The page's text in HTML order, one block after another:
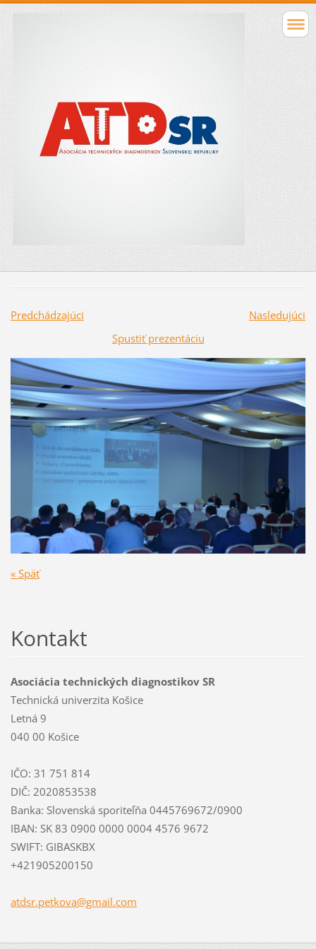
Predchádzajúci
Nasledujúci
Spustiť prezentáciu
« Späť
Kontakt
Asociácia technických diagnostikov SR
Technická univerzita Košice
Letná 9
040 00 Košice
IČO: 31 751 814
DIČ: 2020853538
Banka: Slovenská sporiteľňa 0445769672/0900
IBAN: SK 83 0900 0000 0004 4576 9672
SWIFT: GIBASKBX
+421905200150
atdsr.petkova@gmail.com